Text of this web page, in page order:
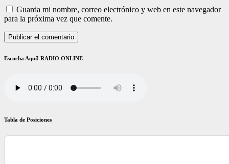
Guarda mi nombre, correo electrónico y web en este navegador
para la próxima vez que comente.
Escucha Aquí! RADIO ONLINE
Tabla de Posiciones